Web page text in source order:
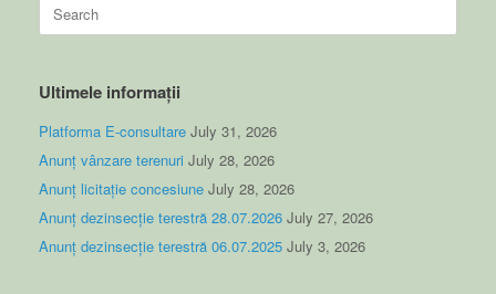
for:
Ultimele informații
Platforma E-consultare July 31, 2026
Anunț vânzare terenuri July 28, 2026
Anunț licitație concesiune July 28, 2026
Anunț dezinsecție terestră 28.07.2026 July 27, 2026
Anunț dezinsecție terestră 06.07.2025 July 3, 2026